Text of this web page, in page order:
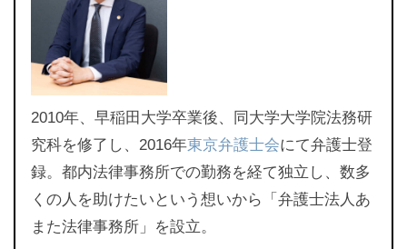
2010年、早稲田大学卒業後、同大学大学院法務研
究科を修了し、2016年東京弁護士会にて弁護士登
録。都内法律事務所での勤務を経て独立し、数多
くの人を助けたいという想いから「弁護士法人あ
また法律事務所」を設立。